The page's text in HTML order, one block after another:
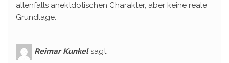
allenfalls anektdotischen Charakter, aber keine reale
Grundlage.
Reimar Kunkel sagt: